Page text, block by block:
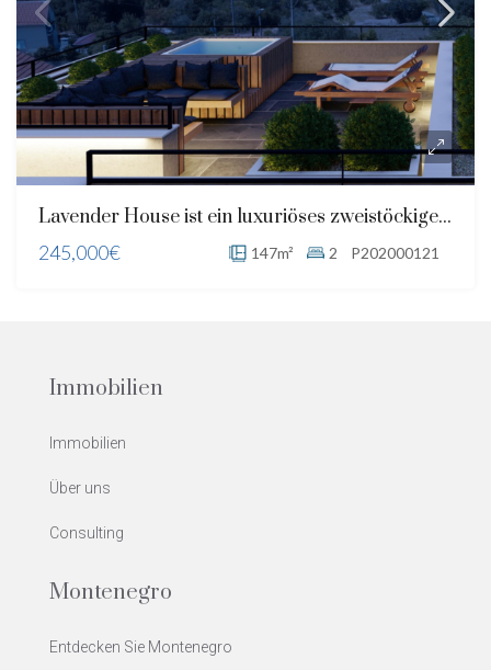
Lavender House ist ein luxuriöses zweistöckiges Wohngebäude mit Blick auf die Bucht von Kotor und den Berg Lovcen
245,000€
147m² 2 P202000121
Immobilien
Immobilien
Über uns
Consulting
Montenegro
Entdecken Sie Montenegro